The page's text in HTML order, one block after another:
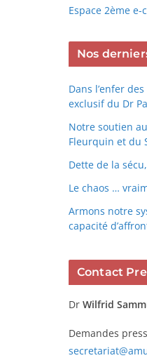
Espace 2ème e-
Nos
Dans l’enfer
exclusif du Dr
Notre soutien
Fleurquin et du
Dette de la
Le chaos …
Armons notre
capacité
Contact
Dr Wilfrid
Demandes